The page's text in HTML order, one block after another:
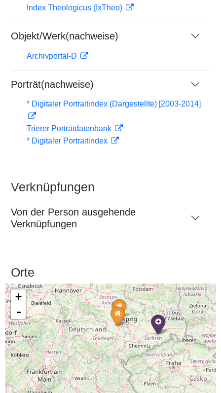
Index Theologicus (IxTheo)
Objekt/Werk(nachweise)
Archivportal-D
Porträt(nachweise)
* Digitaler Portraitindex (Dargestellte) [2003-2014]
Trierer Porträtdatenbank
* Digitaler Portraitindex
Verknüpfungen
Von der Person ausgehende
Verknüpfungen
Orte
+
-